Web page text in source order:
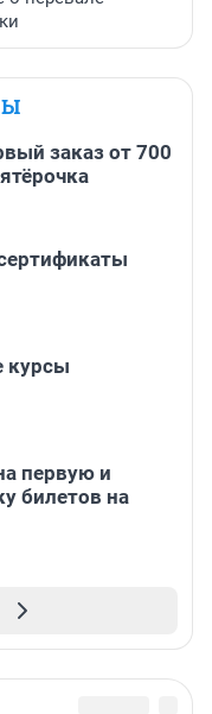
заказ от 700
курсы
первую и
билетов на